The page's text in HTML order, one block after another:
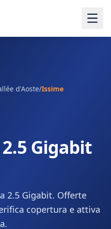
d'Aoste/Issime
Gigabit
2.5 Gigabit. Offerte
copertura e attiva